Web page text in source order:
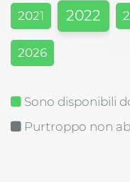
2021 2022
2026
Sono disponibili
Purtroppo non